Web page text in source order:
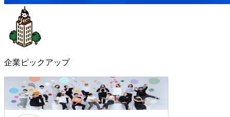
企業ピックアップ